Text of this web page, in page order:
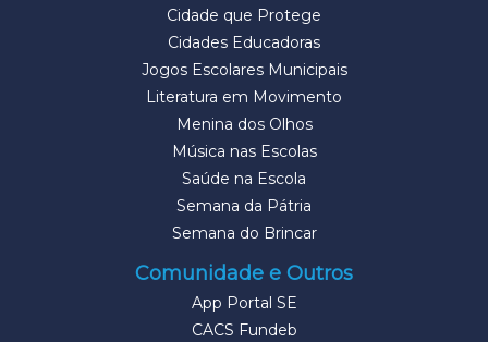
Cidade que Protege
Cidades Educadoras
Jogos Escolares Municipais
Literatura em Movimento
Menina dos Olhos
Música nas Escolas
Saúde na Escola
Semana da Pátria
Semana do Brincar
Comunidade e Outros
App Portal SE
CACS Fundeb